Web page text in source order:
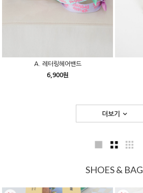
A. 레터링헤어밴드
6,900원
더보기
SHOES & BAG